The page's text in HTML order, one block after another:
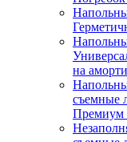
на
съемные
Премиум